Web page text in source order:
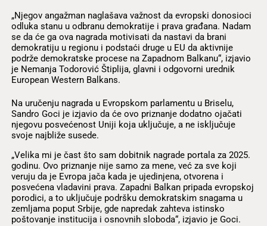
„Njegov angažman naglašava važnost da evropski donosioci
odluka stanu u odbranu demokratije i prava građana. Nadam
se da će ga ova nagrada motivisati da nastavi da brani
demokratiju u regionu i podstaći druge u EU da aktivnije
podrže demokratske procese na Zapadnom Balkanu“, izjavio
je Nemanja Todorović Štiplija, glavni i odgovorni urednik
European Western Balkans.
Na uručenju nagrada u Evropskom parlamentu u Briselu,
Sandro Goci je izjavio da će ovo priznanje dodatno ojačati
njegovu posvećenost Uniji koja uključuje, a ne isključuje
svoje najbliže susede.
„Velika mi je čast što sam dobitnik nagrade portala za 2025.
godinu. Ovo priznanje nije samo za mene, već za sve koji
veruju da je Evropa jača kada je ujedinjena, otvorena i
posvećena vladavini prava. Zapadni Balkan pripada evropskoj
porodici, a to uključuje podršku demokratskim snagama u
zemljama poput Srbije, gde napredak zahteva istinsko
poštovanje institucija i osnovnih sloboda“, izjavio je Goci.